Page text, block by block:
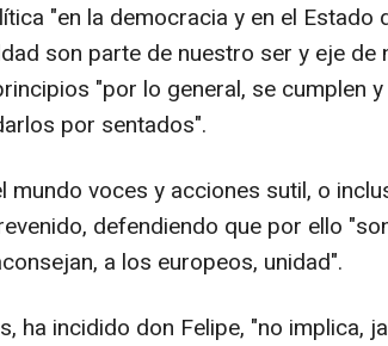
"en la democracia y en el Estado
son parte de nuestro ser y eje de
"por lo general, se cumplen
por sentados".
mundo voces y acciones sutil, o
defendiendo que por ello
a los europeos, unidad".
ha incidido don Felipe, "no implica,